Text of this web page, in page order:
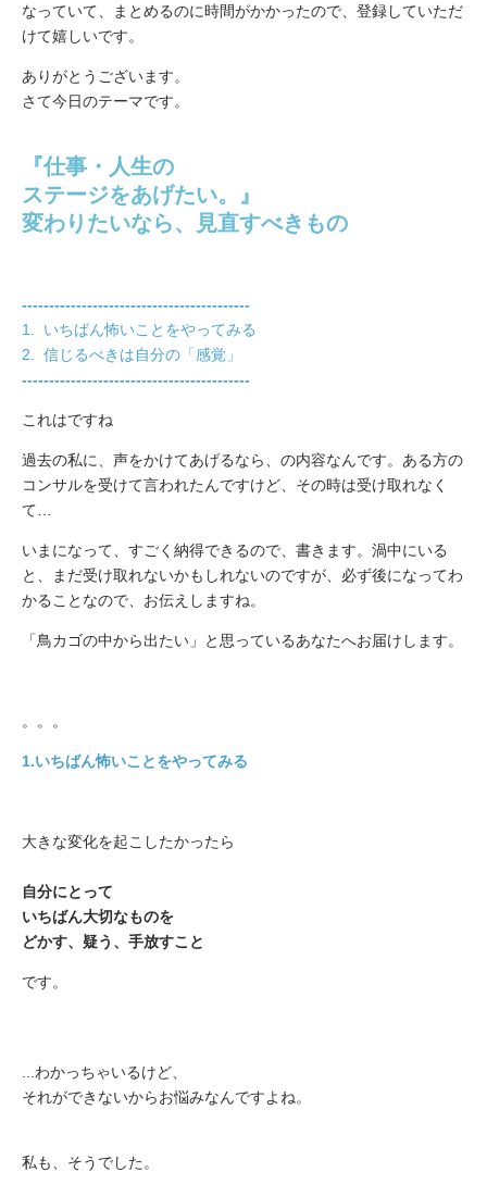
なっていて、まとめるのに時間がかかったので、登録していただ
けて嬉しいです。
ありがとうございます。
さて今日のテーマです。
『仕事・人生の
ステージをあげたい。』
変わりたいなら、見直すべきもの
------------------------------------------
1.
いちばん怖いことをやってみる
2.
信じるべきは自分の「感覚」
------------------------------------------
これはですね
過去の私に、声をかけてあげるなら、の内容なんです。ある方の
コンサルを受けて言われたんですけど、その時は受け取れなく
て…
いまになって、すごく納得できるので、書きます。渦中にいる
と、まだ受け取れないかもしれないのですが、必ず後になってわ
かることなので、お伝えしますね。
「鳥カゴの中から出たい」と思っているあなたへお届けします。
。。。
1.いちばん怖いことをやってみる
大きな変化を起こしたかったら
自分にとって
いちばん大切なものを
どかす、疑う、手放すこと
です。
...わかっちゃいるけど、
それができないからお悩みなんですよね。
私も、そうでした。